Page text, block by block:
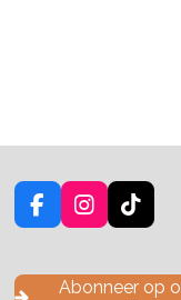
F
a
e
I
n
t
T
i
T
Abonneer op